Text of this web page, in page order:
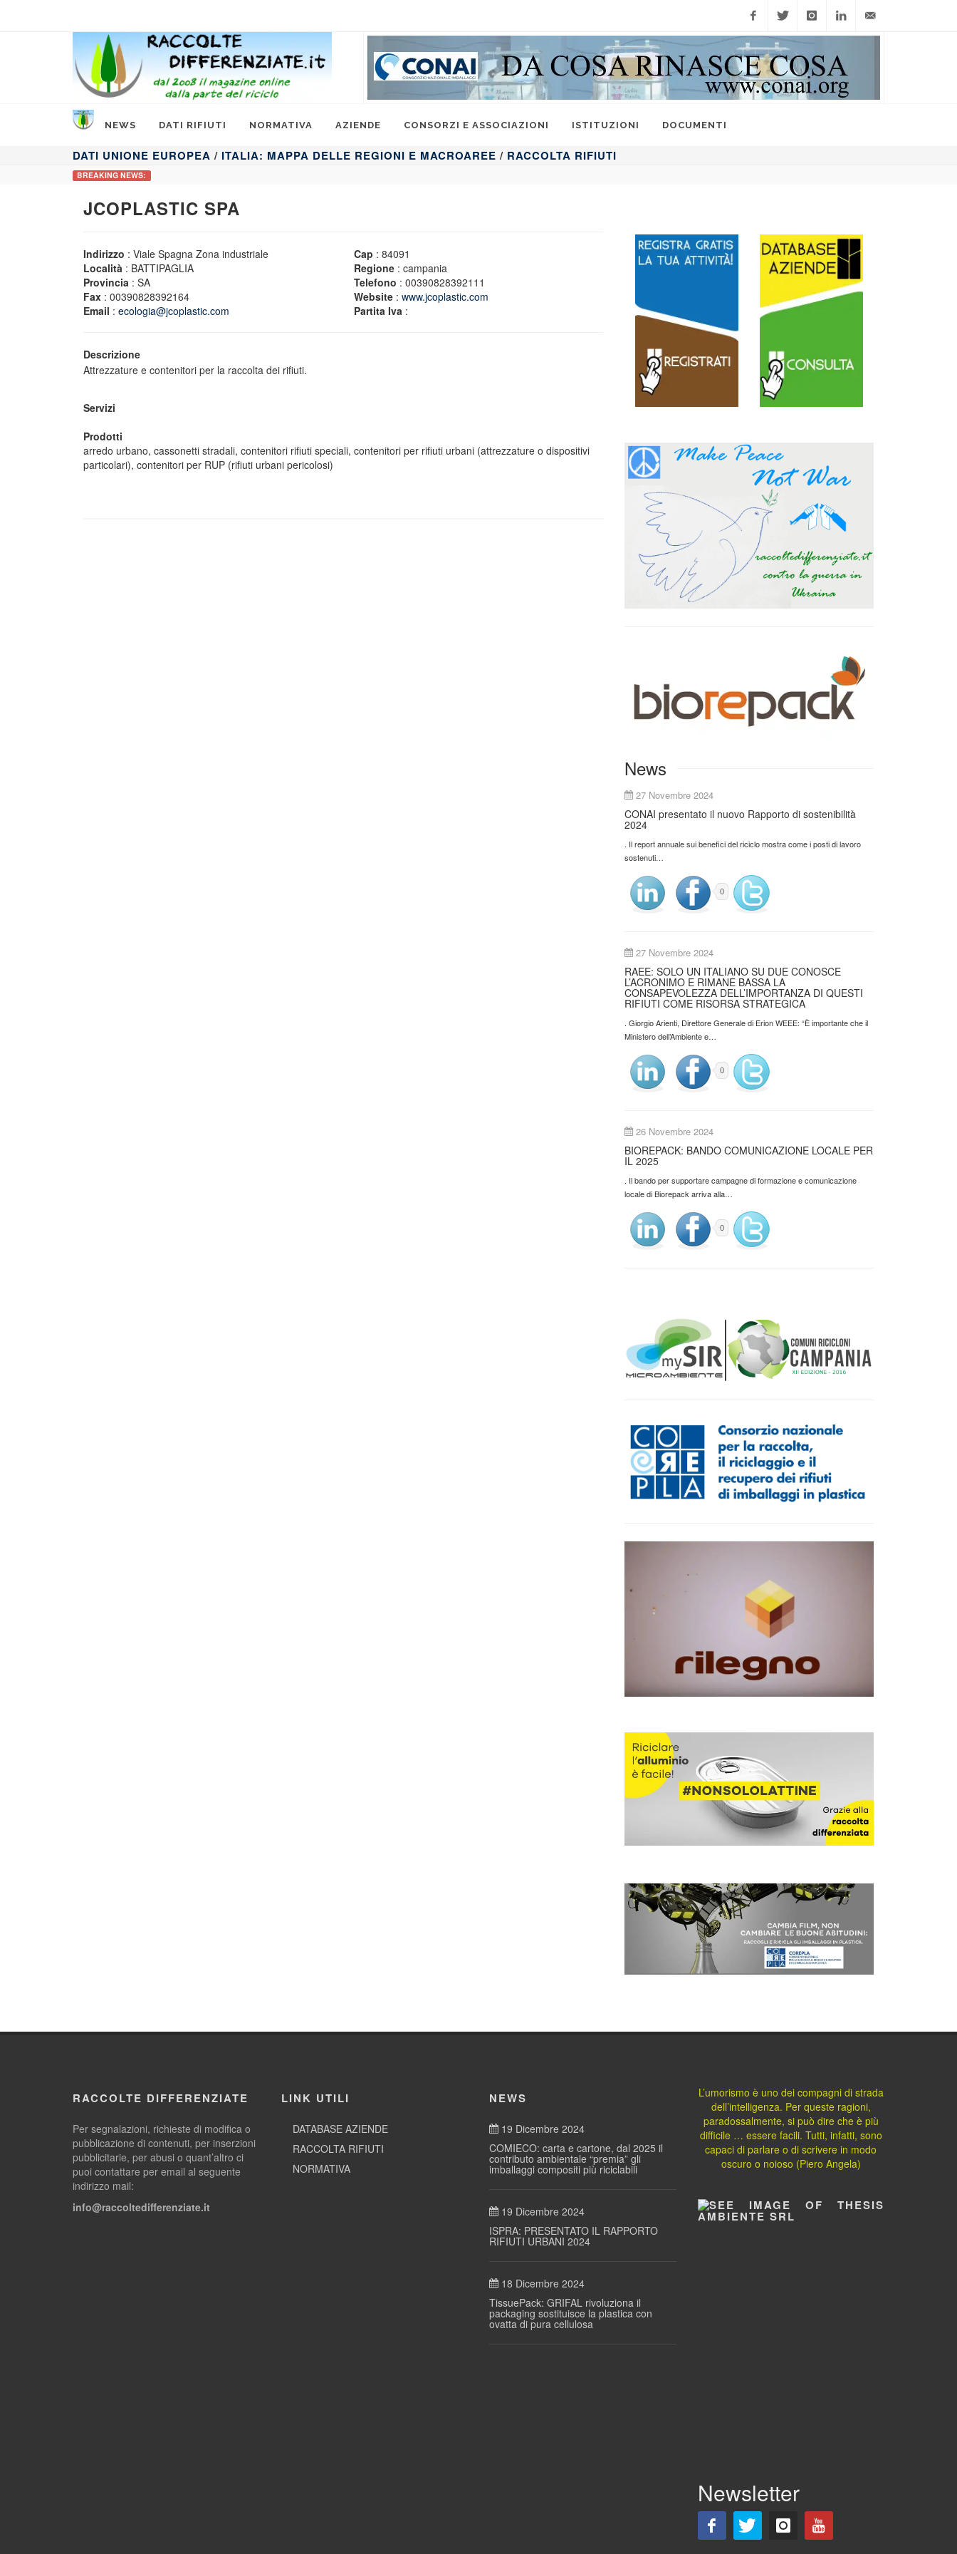
FacebookTwitter
NEWS DATI RIFIUTI NORMATIVA AZIENDE CONSORZI E ASSOCIAZIONI ISTITUZIONI DOCUMENTI
DATI UNIONE EUROPEA / ITALIA: MAPPA DELLE REGIONI E MACROAREE / RACCOLTA RIFIUTI
BREAKING NEWS:
JCOPLASTIC SPA
Indirizzo : Viale Spagna Zona industriale Cap : 84091
Località : BATTIPAGLIA Regione : campania
Provincia : SA Telefono : 00390828392111
Fax : 00390828392164 Website : www.jcoplastic.com
Email : ecologia@jcoplastic.com Partita Iva :
Descrizione
Attrezzature e contenitori per la raccolta dei rifiuti.
Servizi
Prodotti
arredo urbano, cassonetti stradali, contenitori rifiuti speciali, contenitori per rifiuti urbani (attrezzature o dispositivi
particolari), contenitori per RUP (rifiuti urbani pericolosi)
News
27 Novembre 2024
CONAI presentato il nuovo Rapporto di sostenibilità
2024
. Il report annuale sui benefici del riciclo mostra come i posti di lavoro
sostenuti…
0
27 Novembre 2024
RAEE: SOLO UN ITALIANO SU DUE CONOSCE
L’ACRONIMO E RIMANE BASSA LA
CONSAPEVOLEZZA DELL’IMPORTANZA DI QUESTI
RIFIUTI COME RISORSA STRATEGICA
. Giorgio Arienti, Direttore Generale di Erion WEEE: “È importante che il
Ministero dell’Ambiente e…
0
26 Novembre 2024
BIOREPACK: BANDO COMUNICAZIONE LOCALE PER
IL 2025
. Il bando per supportare campagne di formazione e comunicazione
locale di Biorepack arriva alla…
0
RACCOLTE DIFFERENZIATE
Per segnalazioni, richieste di modifica o
pubblicazione di contenuti, per inserzioni
pubblicitarie, per abusi o quant’altro ci
puoi contattare per email al seguente
indirizzo mail:
info@raccoltedifferenziate.it
LINK UTILI
DATABASE AZIENDE
RACCOLTA RIFIUTI
NORMATIVA
NEWS
19 Dicembre 2024
COMIECO: carta e cartone, dal 2025 il
contributo ambientale “premia” gli
imballaggi compositi più riciclabili
19 Dicembre 2024
ISPRA: PRESENTATO IL RAPPORTO
RIFIUTI URBANI 2024
18 Dicembre 2024
TissuePack: GRIFAL rivoluziona il
packaging sostituisce la plastica con
ovatta di pura cellulosa
L’umorismo è uno dei compagni di strada
dell’intelligenza. Per queste ragioni,
paradossalmente, si può dire che è più
difficile … essere facili. Tutti, infatti, sono
capaci di parlare o di scrivere in modo
oscuro o noioso (Piero Angela)
Newsletter